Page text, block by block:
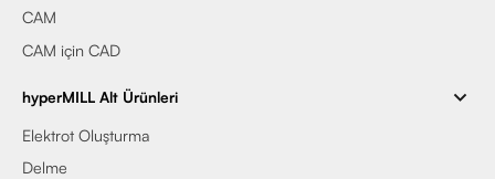
CAM
CAM için CAD
hyperMILL Alt Ürünleri
Elektrot Oluşturma
Delme